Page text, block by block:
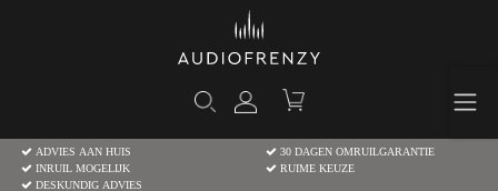
ADVIES AAN HUIS
30 DAGEN OMRUILGARANTIE
INRUIL MOGELIJK
RUIME KEUZE
DESKUNDIG ADVIES